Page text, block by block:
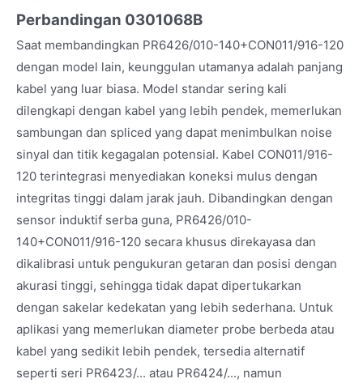
Perbandingan 0301068B
Saat membandingkan PR6426/010-140+CON011/916-120
dengan model lain, keunggulan utamanya adalah panjang
kabel yang luar biasa. Model standar sering kali
dilengkapi dengan kabel yang lebih pendek, memerlukan
sambungan dan spliced yang dapat menimbulkan noise
sinyal dan titik kegagalan potensial. Kabel CON011/916-
120 terintegrasi menyediakan koneksi mulus dengan
integritas tinggi dalam jarak jauh. Dibandingkan dengan
sensor induktif serba guna, PR6426/010-
140+CON011/916-120 secara khusus direkayasa dan
dikalibrasi untuk pengukuran getaran dan posisi dengan
akurasi tinggi, sehingga tidak dapat dipertukarkan
dengan sakelar kedekatan yang lebih sederhana. Untuk
aplikasi yang memerlukan diameter probe berbeda atau
kabel yang sedikit lebih pendek, tersedia alternatif
seperti seri PR6423/... atau PR6424/..., namun